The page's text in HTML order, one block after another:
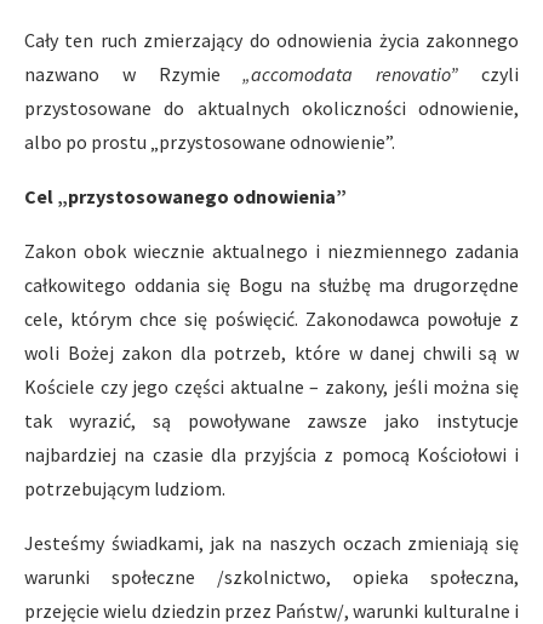
Cały ten ruch zmierzający do odnowienia życia zakonnego
nazwano w Rzymie„accomodata renovatio” czyli
przystosowane do aktualnych okoliczności odnowienie,
albo po prostu „przystosowane odnowienie”.
Cel „przystosowanego odnowienia”
Zakon obok wiecznie aktualnego i niezmiennego zadania
całkowitego oddania się Bogu na służbę ma drugorzędne
cele, którym chce się poświęcić. Zakonodawca powołuje z
woli Bożej zakon dla potrzeb, które w danej chwili są w
Kościele czy jego części aktualne – zakony, jeśli można się
tak wyrazić, są powoływane zawsze jako instytucje
najbardziej na czasie dla przyjścia z pomocą Kościołowi i
potrzebującym ludziom.
Jesteśmy świadkami, jak na naszych oczach zmieniają się
warunki społeczne /szkolnictwo, opieka społeczna,
przejęcie wielu dziedzin przez Państw/, warunki kulturalne i